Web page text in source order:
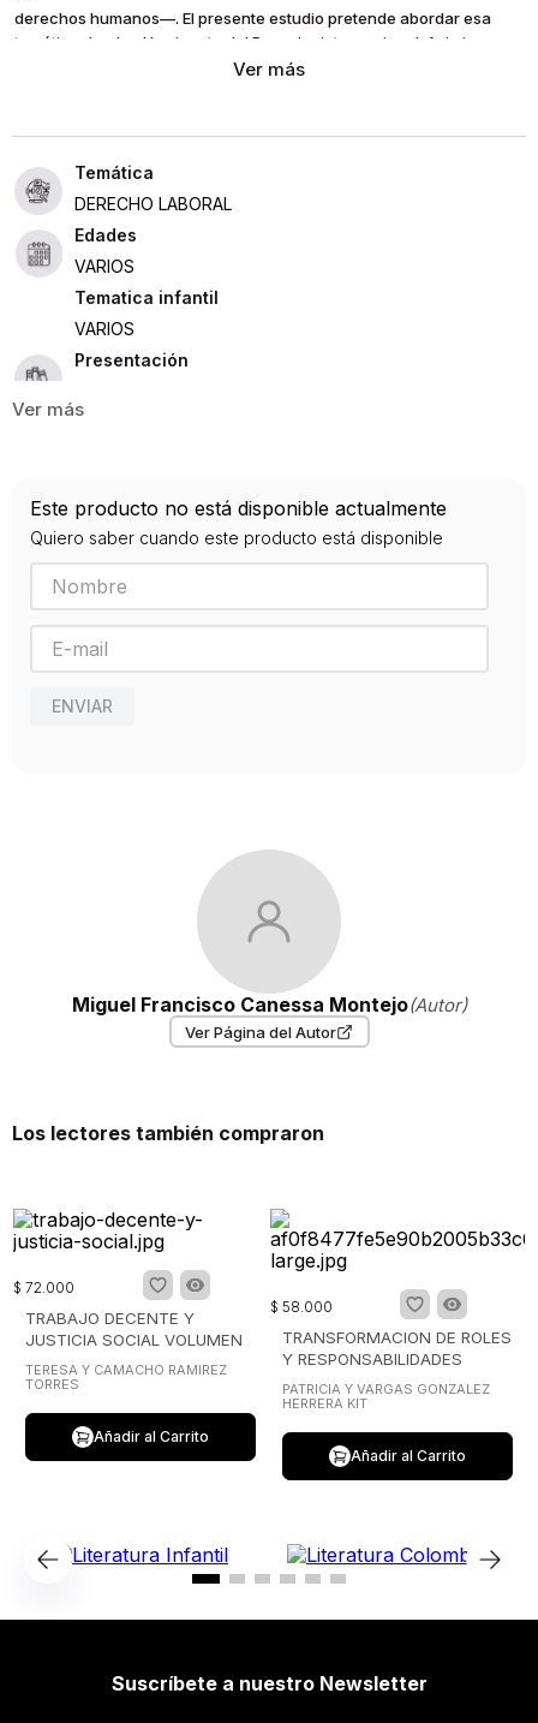
derechos humanos—. El presente estudio pretende abordar esa
temática desde el horizonte del Derecho internacional. Asimismo, se
hace un breve recorrido sobre los procedimientos internacionales
DERECHO LABORAL
Edades
VARIOS
Tematica infantil
VARIOS
Presentación
9789587903621
Editorial
UEXTERNADO DE COLOMBIA
Año de publicación
2020
Este producto no está disponible actualmente
Quiero saber cuando este producto está disponible
ENVIAR
Miguel Francisco Canessa Montejo(Autor)
Ver Página del Autor
Los lectores también compraron
$ 72.000
TRABAJO DECENTE Y
JUSTICIA SOCIAL VOLUMEN
2
TERESA Y CAMACHO RAMIREZ
TORRES
Añadir al Carrito
$ 58.000
TRANSFORMACION DE ROLES
Y RESPONSABILIDADES
SOCIALES
PATRICIA Y VARGAS GONZALEZ
HERRERA KIT
Añadir al Carrito
Suscríbete a nuestro Newsletter